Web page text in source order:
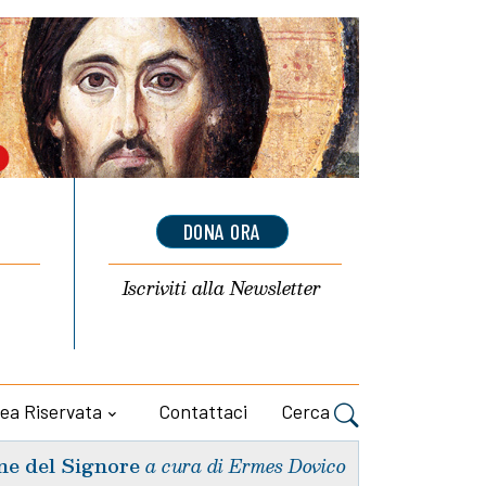
DONA ORA
Iscriviti allaNewsletter
Riservata Contattaci Cerca
del Signorea cura di Ermes Dovico